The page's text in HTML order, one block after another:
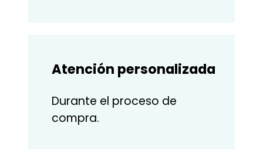
Atención personalizada
Durante el proceso de
compra.